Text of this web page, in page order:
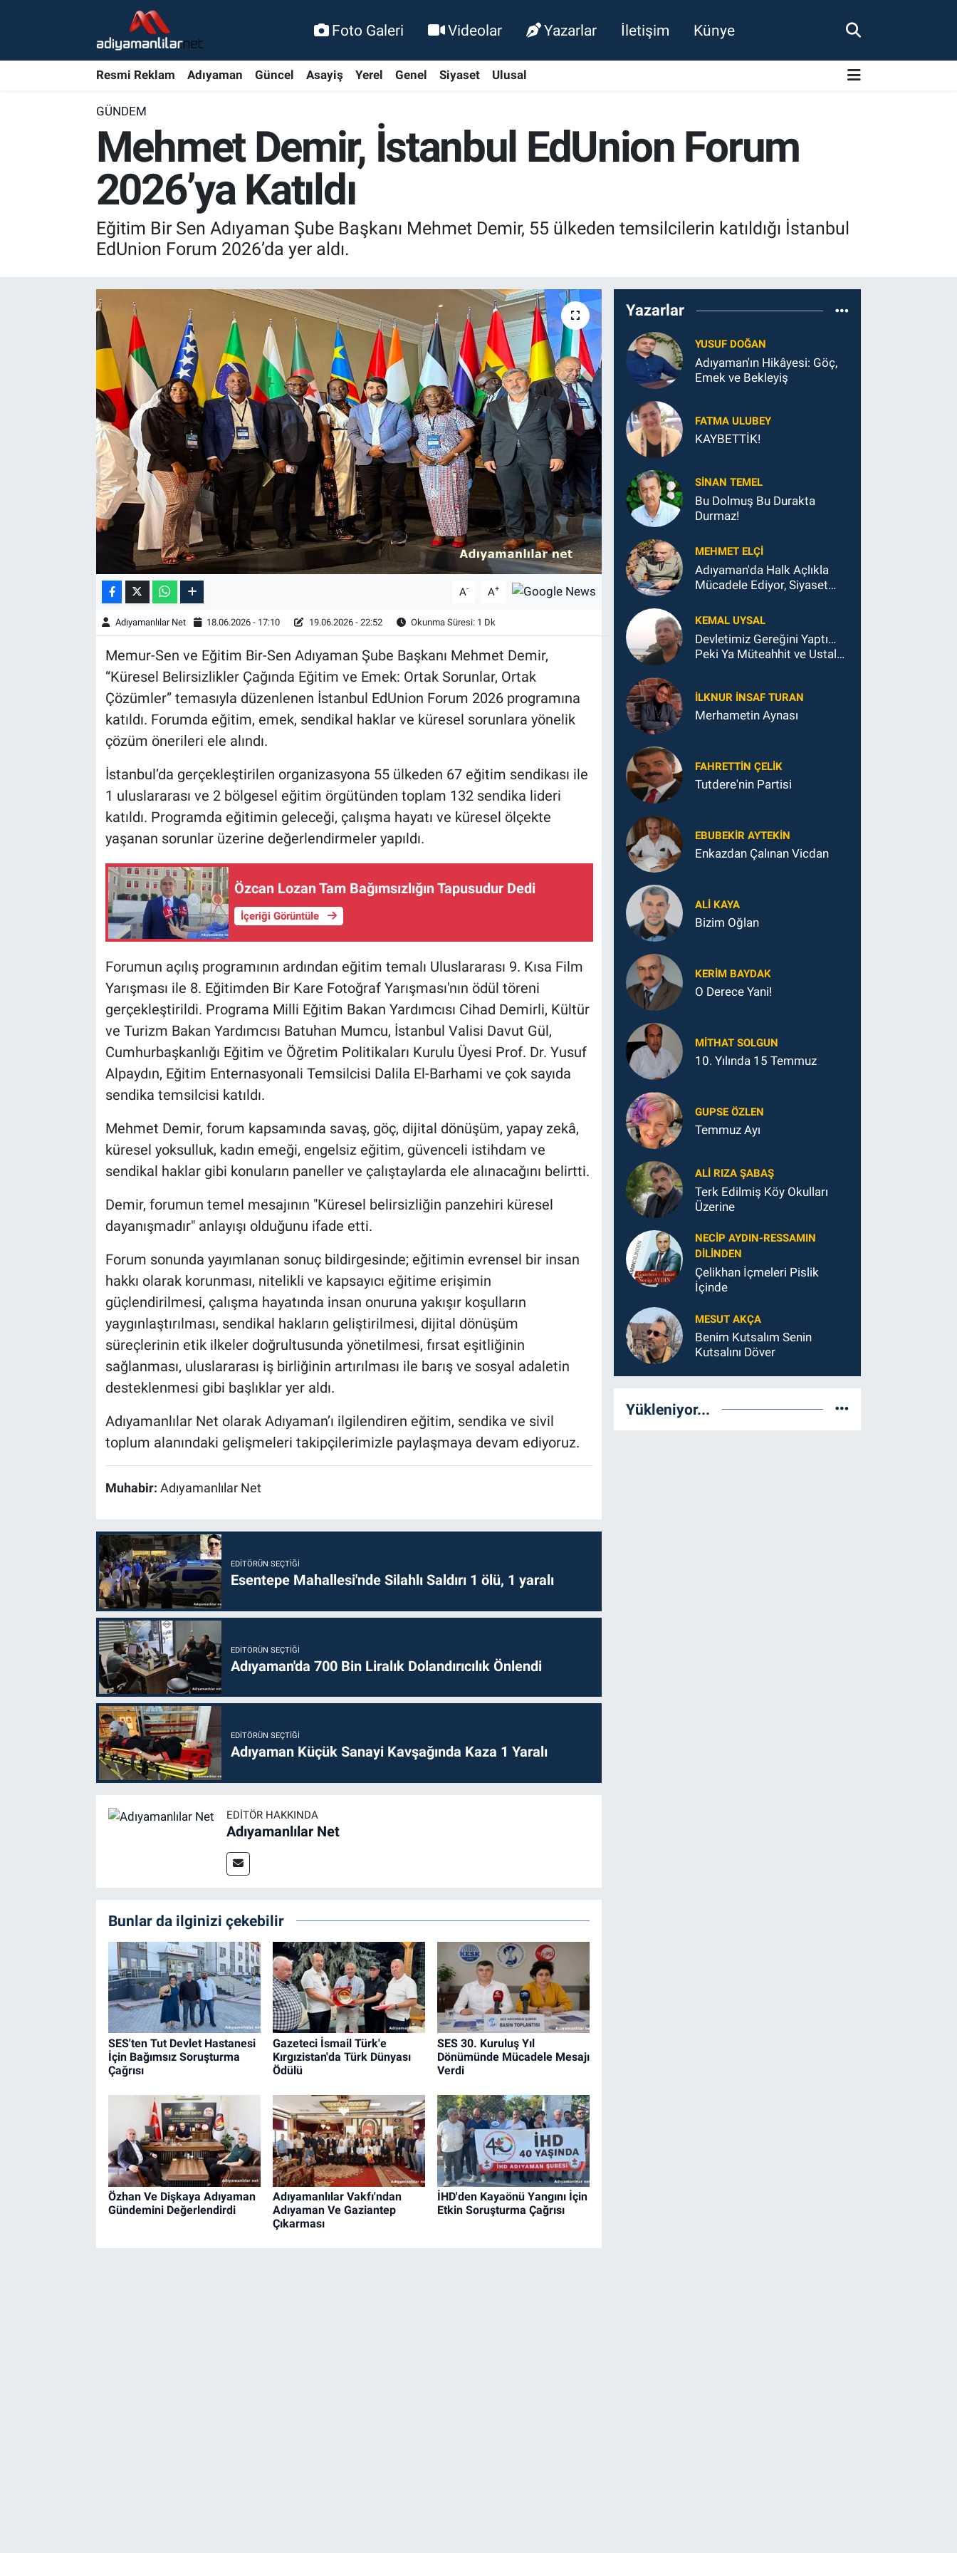
Foto Galeri Videolar Yazarlar İletişim Künye
Resmi Reklam Adıyaman Güncel Asayiş Yerel Genel Siyaset Ulusal
GÜNDEM
Mehmet Demir, İstanbul EdUnion Forum
2026’ya Katıldı
Eğitim Bir Sen Adıyaman Şube Başkanı Mehmet Demir, 55 ülkeden temsilcilerin katıldığı İstanbul
EdUnion Forum 2026’da yer aldı.
A- A+
Adıyamanlılar Net 18.06.2026 - 17:10 19.06.2026 - 22:52 Okunma Süresi: 1 Dk
Memur-Sen ve Eğitim Bir-Sen Adıyaman Şube Başkanı Mehmet Demir,
“Küresel Belirsizlikler Çağında Eğitim ve Emek: Ortak Sorunlar, Ortak
Çözümler” temasıyla düzenlenen İstanbul EdUnion Forum 2026 programına
katıldı. Forumda eğitim, emek, sendikal haklar ve küresel sorunlara yönelik
çözüm önerileri ele alındı.
İstanbul’da gerçekleştirilen organizasyona 55 ülkeden 67 eğitim sendikası ile
1 uluslararası ve 2 bölgesel eğitim örgütünden toplam 132 sendika lideri
katıldı. Programda eğitimin geleceği, çalışma hayatı ve küresel ölçekte
yaşanan sorunlar üzerine değerlendirmeler yapıldı.
Özcan Lozan Tam Bağımsızlığın Tapusudur Dedi
İçeriği Görüntüle
Forumun açılış programının ardından eğitim temalı Uluslararası 9. Kısa Film
Yarışması ile 8. Eğitimden Bir Kare Fotoğraf Yarışması'nın ödül töreni
gerçekleştirildi. Programa Milli Eğitim Bakan Yardımcısı Cihad Demirli, Kültür
ve Turizm Bakan Yardımcısı Batuhan Mumcu, İstanbul Valisi Davut Gül,
Cumhurbaşkanlığı Eğitim ve Öğretim Politikaları Kurulu Üyesi Prof. Dr. Yusuf
Alpaydın, Eğitim Enternasyonali Temsilcisi Dalila El-Barhami ve çok sayıda
sendika temsilcisi katıldı.
Mehmet Demir, forum kapsamında savaş, göç, dijital dönüşüm, yapay zekâ,
küresel yoksulluk, kadın emeği, engelsiz eğitim, güvenceli istihdam ve
sendikal haklar gibi konuların paneller ve çalıştaylarda ele alınacağını belirtti.
Demir, forumun temel mesajının "Küresel belirsizliğin panzehiri küresel
dayanışmadır" anlayışı olduğunu ifade etti.
Forum sonunda yayımlanan sonuç bildirgesinde; eğitimin evrensel bir insan
hakkı olarak korunması, nitelikli ve kapsayıcı eğitime erişimin
güçlendirilmesi, çalışma hayatında insan onuruna yakışır koşulların
yaygınlaştırılması, sendikal hakların geliştirilmesi, dijital dönüşüm
süreçlerinin etik ilkeler doğrultusunda yönetilmesi, fırsat eşitliğinin
sağlanması, uluslararası iş birliğinin artırılması ile barış ve sosyal adaletin
desteklenmesi gibi başlıklar yer aldı.
Adıyamanlılar Net olarak Adıyaman’ı ilgilendiren eğitim, sendika ve sivil
toplum alanındaki gelişmeleri takipçilerimizle paylaşmaya devam ediyoruz.
Muhabir: Adıyamanlılar Net
EDITÖRÜN SEÇTIĞI
Esentepe Mahallesi'nde Silahlı Saldırı 1 ölü, 1 yaralı
EDITÖRÜN SEÇTIĞI
Adıyaman'da 700 Bin Liralık Dolandırıcılık Önlendi
EDITÖRÜN SEÇTIĞI
Adıyaman Küçük Sanayi Kavşağında Kaza 1 Yaralı
EDITÖR HAKKINDA
Adıyamanlılar Net
Bunlar da ilginizi çekebilir
SES'ten Tut Devlet Hastanesi
İçin Bağımsız Soruşturma
Çağrısı
Gazeteci İsmail Türk'e
Kırgızistan'da Türk Dünyası
Ödülü
SES 30. Kuruluş Yıl
Dönümünde Mücadele Mesajı
Verdi
Özhan Ve Dişkaya Adıyaman
Gündemini Değerlendirdi
Adıyamanlılar Vakfı'ndan
Adıyaman Ve Gaziantep
Çıkarması
İHD'den Kayaönü Yangını İçin
Etkin Soruşturma Çağrısı
Yazarlar
YUSUF DOĞAN
Adıyaman'ın Hikâyesi: Göç,
Emek ve Bekleyiş
FATMA ULUBEY
KAYBETTİK!
SINAN TEMEL
Bu Dolmuş Bu Durakta
Durmaz!
MEHMET ELÇI
Adıyaman'da Halk Açlıkla
Mücadele Ediyor, Siyaset
KEMAL UYSAL
Devletimiz Gereğini Yaptı…
Peki Ya Müteahhit ve Ustalar
İLKNUR İNSAF TURAN
Merhametin Aynası
FAHRETTIN ÇELİK
Tutdere'nin Partisi
EBUBEKIR AYTEKIN
Enkazdan Çalınan Vicdan
ALI KAYA
Bizim Oğlan
KERIM BAYDAK
O Derece Yani!
MITHAT SOLGUN
10. Yılında 15 Temmuz
GUPSE ÖZLEN
Temmuz Ayı
ALI RIZA ŞABAŞ
Terk Edilmiş Köy Okulları
Üzerine
NECIP AYDIN-RESSAMIN
DILINDEN
Çelikhan İçmeleri Pislik
İçinde
MESUT AKÇA
Benim Kutsalım Senin
Kutsalını Döver
Yükleniyor...
Bölge Haberleri
Özel Haber
BİLİM VE TEKNOLOJİ
Şambayat Haber
Nöbetçi Eczaneler
Adiyaman Namaz Vakitleri
Trafik Durumu
Süper Lig Puan Durumu ve Fikstür
Tüm Manşetler
Haber Arşivi